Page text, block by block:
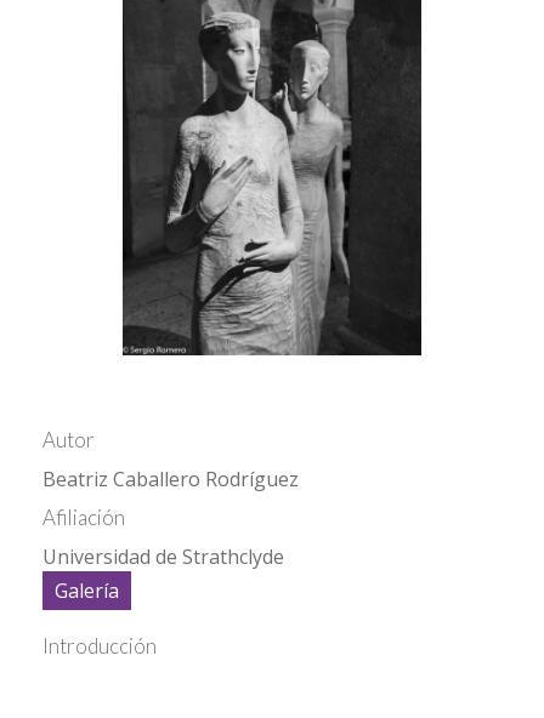
Autor
Beatriz Caballero Rodríguez
Afiliación
Universidad de Strathclyde
Galería
Introducción